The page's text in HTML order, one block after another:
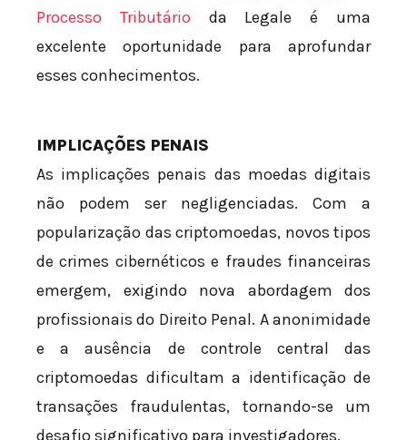
Processo Tributário da Legale é uma
excelente oportunidade para aprofundar
esses conhecimentos.
IMPLICAÇÕES PENAIS
As implicações penais das moedas digitais
não podem ser negligenciadas. Com a
popularização das criptomoedas, novos tipos
de crimes cibernéticos e fraudes financeiras
emergem, exigindo nova abordagem dos
profissionais do Direito Penal. A anonimidade
e a ausência de controle central das
criptomoedas dificultam a identificação de
transações fraudulentas, tornando-se um
desafio significativo para investigadores.